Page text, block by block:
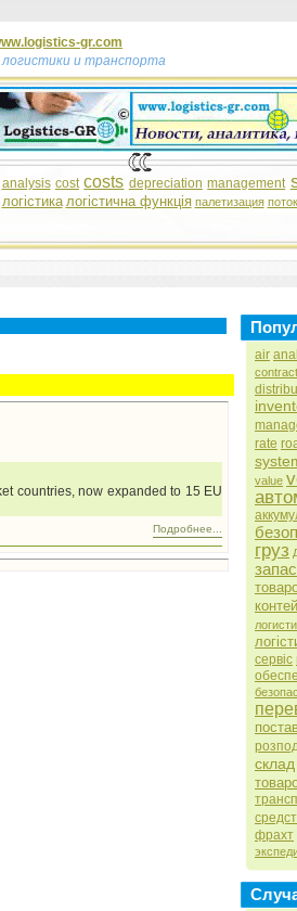
gr.com
и транспорта
analysis cost costs depreciation management
логістика логістична функція палетизация поток
countries, now expanded to 15 EU
Подробнее...
air
contract
rate
value
груз
сервіс
склад
фрахт